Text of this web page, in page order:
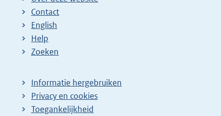
Contact
English
Help
Zoeken
Informatie hergebruiken
Privacy en cookies
Toegankelijkheid